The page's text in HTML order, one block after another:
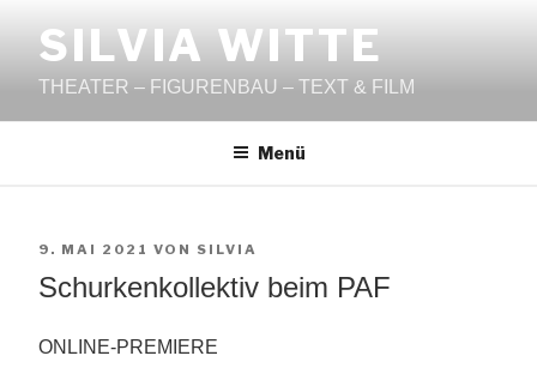
InhaltSILVIA WITTE
THEATER – FIGURENBAU – TEXT & FILM
Menü
VERÖFFENTLICHT
AM
9. MAI 2021 VON SILVIA
Schurkenkollektiv beim PAF
ONLINE-PREMIERE